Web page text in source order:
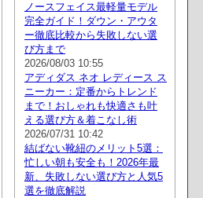
ノースフェイス最軽量モデル
完全ガイド！ダウン・アウタ
ー徹底比較から失敗しない選
び方まで
2026/08/03 10:55
アディダス ネオ レディース ス
ニーカー：定番からトレンド
まで！おしゃれも快適さも叶
える選び方＆着こなし術
2026/07/31 10:42
結ばない靴紐のメリット5選：
忙しい朝も安全も！2026年最
新、失敗しない選び方と人気5
選を徹底解説